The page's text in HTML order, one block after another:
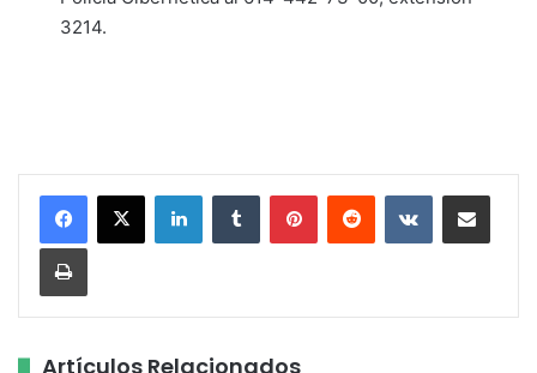
3214.
LinkedInTumblr PinterestReddit VKontakteShare via Email
Print
Artículos Relacionados